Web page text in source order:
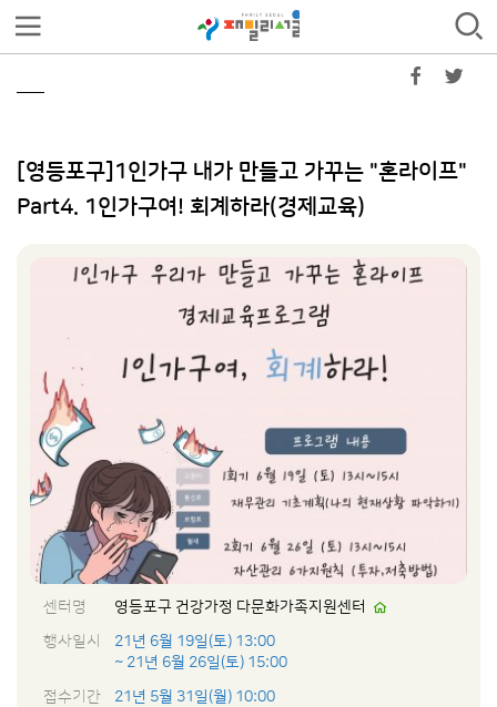
[영등포구]1인가구 내가 만들고 가꾸는 "혼라이프"
Part4. 1인가구여! 회계하라(경제교육)
센터명
영등포구 건강가정 다문화가족지원센터
행사일시
21년 6월 19일(토) 13:00
~ 21년 6월 26일(토) 15:00
접수기간
21년 5월 31일(월) 10:00